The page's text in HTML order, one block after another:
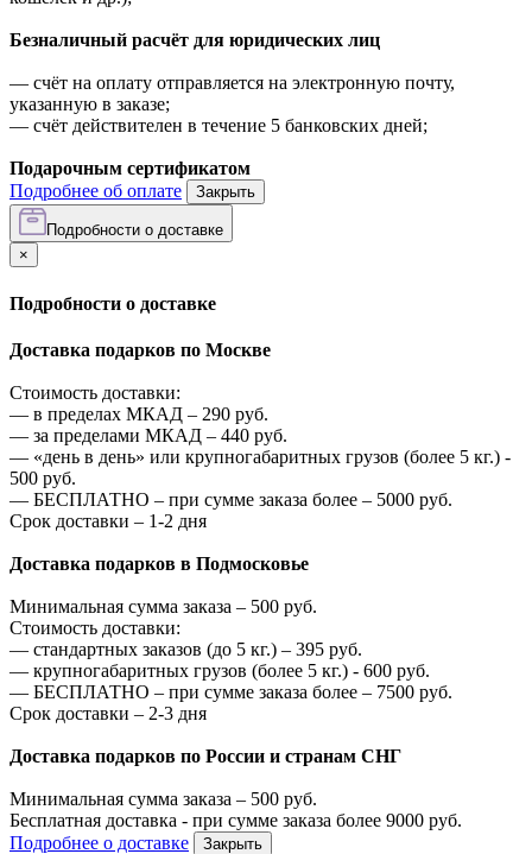
Безналичный расчёт для юридических лиц
— счёт на оплату отправляется на электронную почту,
указанную в заказе;
— счёт действителен в течение 5 банковских дней;
Подарочным сертификатом
Подробнее об оплате
Закрыть
Подробности о доставке
×
Подробности о доставке
Доставка подарков по Москве
Стоимость доставки:
— в пределах МКАД – 290 руб.
— за пределами МКАД – 440 руб.
— «день в день» или крупногабаритных грузов (более 5 кг.) -
500 руб.
— БЕСПЛАТНО – при сумме заказа более – 5000 руб.
Срок доставки – 1-2 дня
Доставка подарков в Подмосковье
Минимальная сумма заказа – 500 руб.
Стоимость доставки:
— стандартных заказов (до 5 кг.) – 395 руб.
— крупногабаритных грузов (более 5 кг.) - 600 руб.
— БЕСПЛАТНО – при сумме заказа более – 7500 руб.
Срок доставки – 2-3 дня
Доставка подарков по России и странам СНГ
Минимальная сумма заказа – 500 руб.
Бесплатная доставка - при сумме заказа более 9000 руб.
Подробнее о доставке
Закрыть